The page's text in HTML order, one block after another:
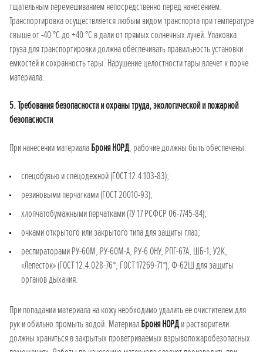
тщательным перемешиванием непосредственно перед нанесением.
Транспортировка осуществляется любым видом транспорта при температуре
свыше от -40 °С до +40 °С в дали от прямых солнечных лучей. Упаковка
груза для транспортировки должна обеспечивать правильность установки
емкостей и сохранность тары. Нарушение целостности тары влечет к порче
материала.
5. Требования безопасности и охраны труда, экологической и пожарной
безопасности
При нанесении материалаБроня НОРД, рабочие должны быть обеспечены:
спецобувью и спецодежной (ГОСТ 12.4.103-83);
резиновыми перчатками (ГОСТ 20010-93);
хлопчатобумажными перчатками (ТУ 17 РСФСР 06-7745-84);
очками открытого или закрытого типа для защиты глаз;
респираторами РУ-60М, РУ-60М-А, РУ-6 ОНУ, РПГ-67А, ШБ-1, У2К,
«Лепесток» (ГОСТ 12.4.028-76*, ГОСТ 17269-71*), Ф-62Ш для защиты
органов дыхания.
При попадании материала на кожу необходимо удалить её очистителем для
рук и обильно промыть водой. МатериалБроня НОРДи растворители
должны храниться в закрытых проветриваемых взрывопожаробезопасных